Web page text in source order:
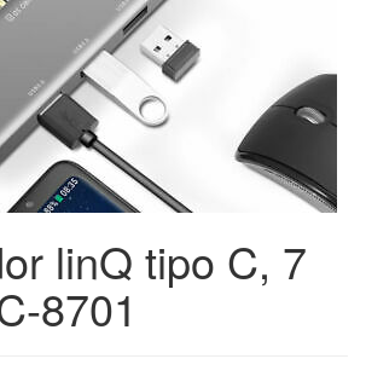
linQ tipo C, 7
8701